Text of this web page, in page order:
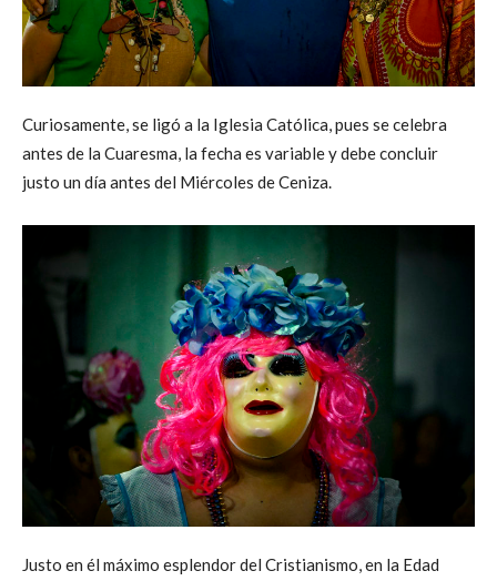
Curiosamente, se ligó a la Iglesia Católica, pues se celebra
antes de la Cuaresma, la fecha es variable y debe concluir
justo un día antes del Miércoles de Ceniza.
Justo en él máximo esplendor del Cristianismo, en la Edad